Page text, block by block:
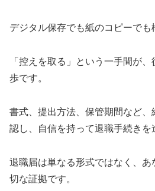
デジタル保存でも紙のコピーでも
「控えを取る」という一手間が
歩です。
書式、提出方法、保管期間など
認し、自信を持って退職手続きを
退職届は単なる形式ではなく、
切な証拠です。